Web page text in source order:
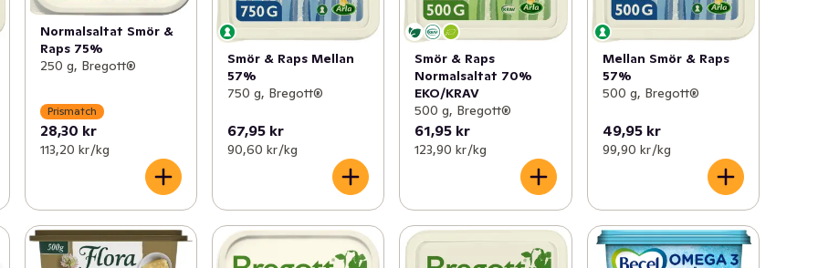
Normalsaltat Smör &
Raps 75%
250 g, Bregott®
Prismatch
28,30 kr
113,20 kr /kg
Smör & Raps Mellan
57%
750 g, Bregott®
67,95 kr
90,60 kr /kg
Smör & Raps
Normalsaltat 70%
EKO/KRAV
500 g, Bregott®
61,95 kr
123,90 kr /kg
Mellan Smör & Raps
57%
500 g, Bregott®
49,95 kr
99,90 kr /kg